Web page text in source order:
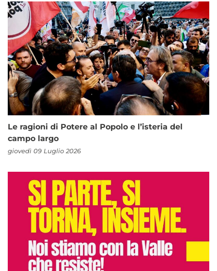
Le ragioni di Potere al Popolo e l’isteria del
campo largo
giovedì 09 Luglio 2026